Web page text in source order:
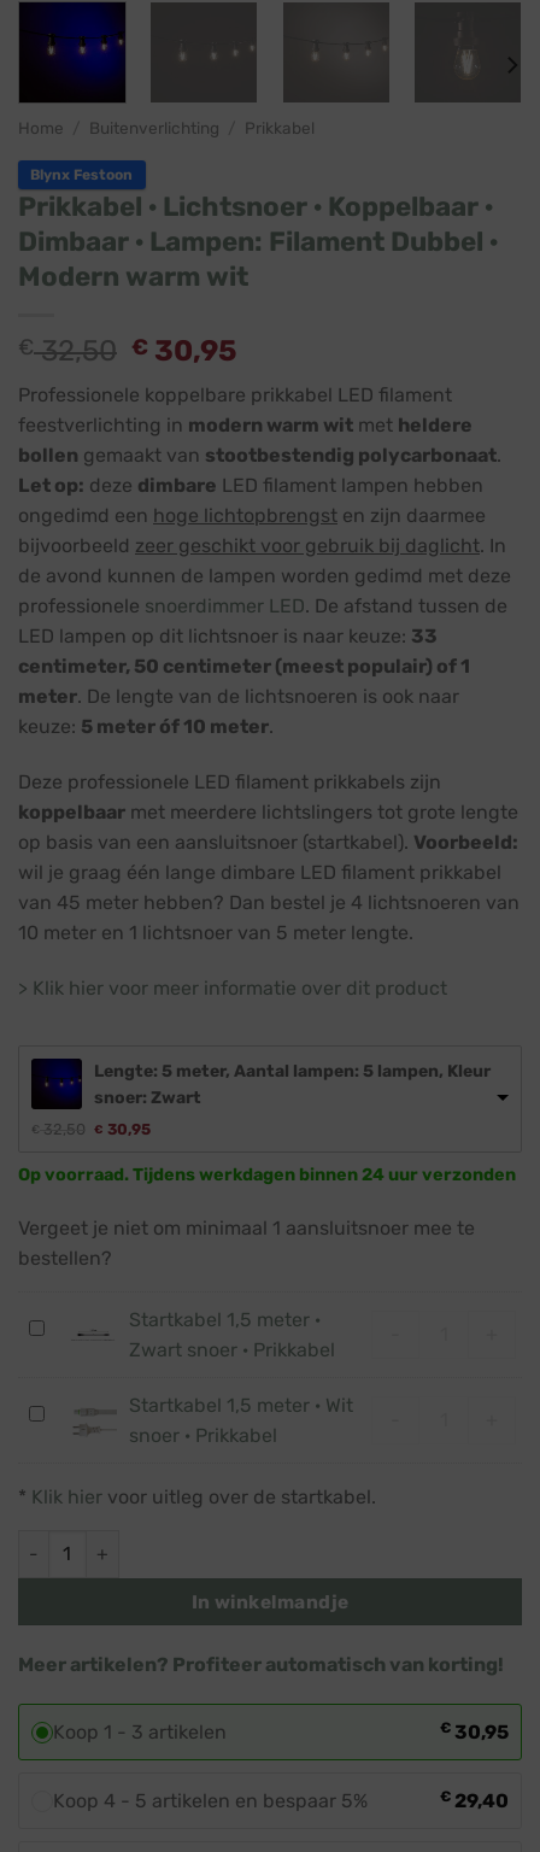
Home Buitenverlichting Prikkabel
Blynx Festoon
Prikkabel · Lichtsnoer · Koppelbaar ·
Dimbaar · Lampen: Filament Dubbel ·
Modern warm wit
€32,50 € 30,95
Professionele koppelbare prikkabel LED filament
feestverlichting in modern warm wit met heldere
bollen gemaakt van stootbestendig polycarbonaat.
Let op: deze dimbare LED filament lampen hebben
ongedimd een hoge lichtopbrengst en zijn daarmee
bijvoorbeeld zeer geschikt voor gebruik bij daglicht. In
de avond kunnen de lampen worden gedimd met deze
professionele snoerdimmer LED. De afstand tussen de
LED lampen op dit lichtsnoer is naar keuze: 33
centimeter, 50 centimeter (meest populair) of 1
meter. De lengte van de lichtsnoeren is ook naar
keuze: 5 meter óf 10 meter.
Deze professionele LED filament prikkabels zijn
koppelbaar met meerdere lichtslingers tot grote lengte
op basis van een aansluitsnoer (startkabel). Voorbeeld:
wil je graag één lange dimbare LED filament prikkabel
van 45 meter hebben? Dan bestel je 4 lichtsnoeren van
10 meter en 1 lichtsnoer van 5 meter lengte.
> Klik hier voor meer informatie over dit product
Lengte: 5 meter, Aantal lampen: 5 lampen, Kleur
snoer: Zwart
€ 32,50 € 30,95
Op voorraad. Tijdens werkdagen binnen 24 uur verzonden
Vergeet je niet om minimaal 1 aansluitsnoer mee te
bestellen?
Startkabel
·
Zwart
·
Startkabel 1,5 meter ·
Zwart snoer · Prikkabel
Startkabel
·
snoer
·
Startkabel 1,5 meter · Wit
snoer · Prikkabel
* Klik hier voor uitleg over de startkabel.
Prikkabel · Lichtsnoer · Koppelbaar · Dimbaar · Lampen:
In winkelmandje
Meer artikelen? Profiteer automatisch van korting!
Koop 1 - 3 artikelen € 30,95
Koop 4 - 5 artikelen en bespaar 5% € 29,40